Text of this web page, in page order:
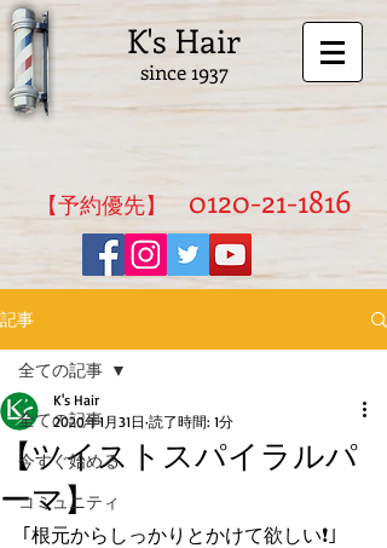
K's Hair
since 1937
​【予約優先】 0120-21-1816
記事
全ての記事
今すぐ始める
コミュニティ
全ての記事
【ツイストスパイラルパ
ーマ】
K's Hair
2020年1月31日 読了時間: 1分
｢根元からしっかりとかけて欲しい❗｣